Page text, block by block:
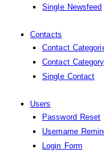
Single Newsfeed
Contacts
Contact
Contact Category
Single Contact
Users
Password Reset
Username
Login Form